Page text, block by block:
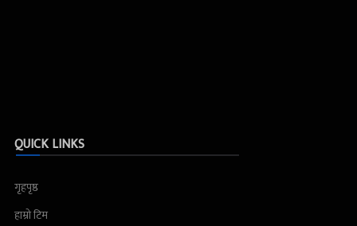
QUICK LINKS
गृहपृष्ठ
हाम्रो टिम